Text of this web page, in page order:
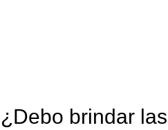
¿Debo brindar